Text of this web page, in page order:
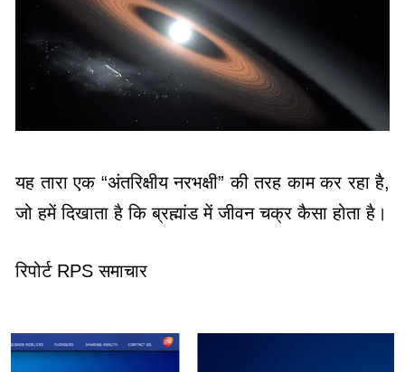
यह तारा एक “अंतरिक्षीय नरभक्षी” की तरह काम कर रहा है,
जो हमें दिखाता है कि ब्रह्मांड में जीवन चक्र कैसा होता है।
रिपोर्ट RPS समाचार